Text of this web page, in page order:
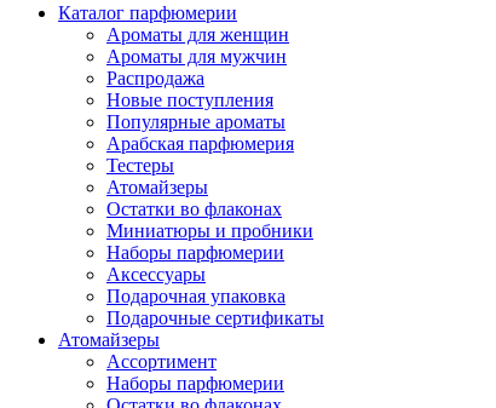
Каталог парфюмерии
Ароматы для женщин
Ароматы для мужчин
Распродажа
Новые поступления
Популярные ароматы
Арабская парфюмерия
Тестеры
Атомайзеры
Остатки во флаконах
Миниатюры и пробники
Наборы парфюмерии
Аксессуары
Подарочная упаковка
Подарочные сертификаты
Атомайзеры
Ассортимент
Наборы парфюмерии